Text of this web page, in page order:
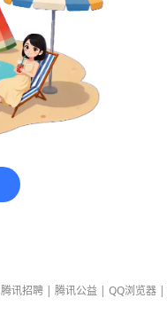
腾讯招聘 | 腾讯公益 | QQ浏览器 |